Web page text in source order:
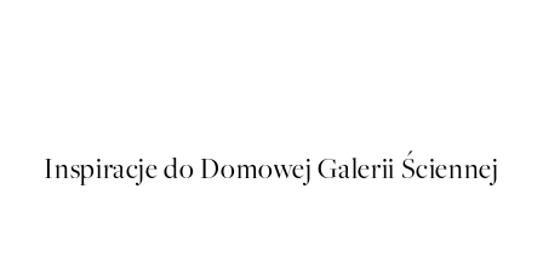
Inspiracje do Domowej Galerii Ściennej